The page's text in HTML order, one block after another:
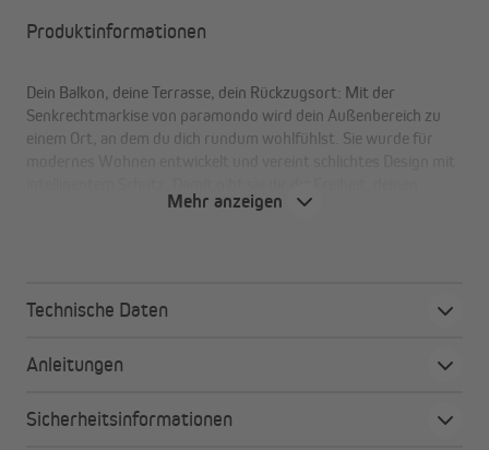
Produktinformationen
Dein Balkon, deine Terrasse, dein Rückzugsort: Mit der
Senkrechtmarkise von paramondo wird dein Außenbereich zu
einem Ort, an dem du dich rundum wohlfühlst. Sie wurde für
Außenbereich ganz nach deinen Vorstellungen zu gestalten. Wie
Mehr anzeigen
Technische Daten
Anleitungen
Sicherheitsinformationen